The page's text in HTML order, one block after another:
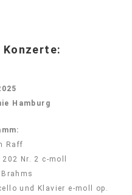
Konzerte:
Hamburg
Raff
Nr. 2 c-moll
und Klavier e-moll op.